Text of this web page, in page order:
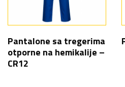
Pantalone sa tregerima
otporne na hemikalije –
CR12